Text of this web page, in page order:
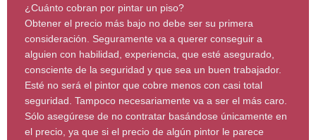
¿Cuánto cobran por pintar un piso?
Obtener el precio más bajo no debe ser su primera
consideración. Seguramente va a querer conseguir a
alguien con habilidad, experiencia, que esté asegurado,
consciente de la seguridad y que sea un buen trabajador.
Esté no será el pintor que cobre menos con casi total
seguridad. Tampoco necesariamente va a ser el más caro.
Sólo asegúrese de no contratar basándose únicamente en
el precio, ya que si el precio de algún pintor le parece